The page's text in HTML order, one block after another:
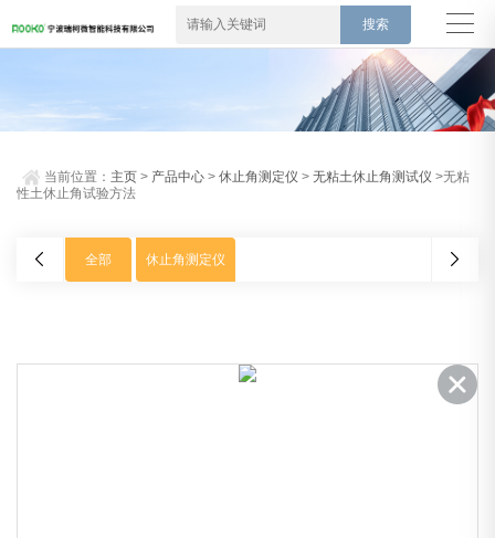
当前位置： 主页 > 产品中心 >休止角测定仪 >无粘土休止角测试仪 >无粘
性土休止角试验方法
全部 休止角测定仪